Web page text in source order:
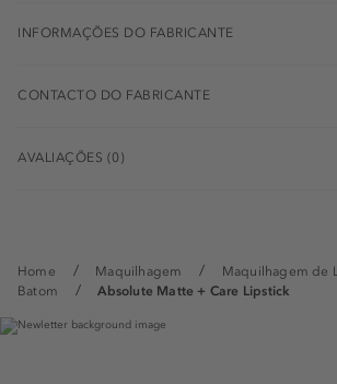
Home Maquilhagem
Maquilhagem de
Batom
Absolute Matte + Care Lipstick
INFORMAÇÕES DO FABRICANTE
CONTACTO DO FABRICANTE
AVALIAÇÕES (0)